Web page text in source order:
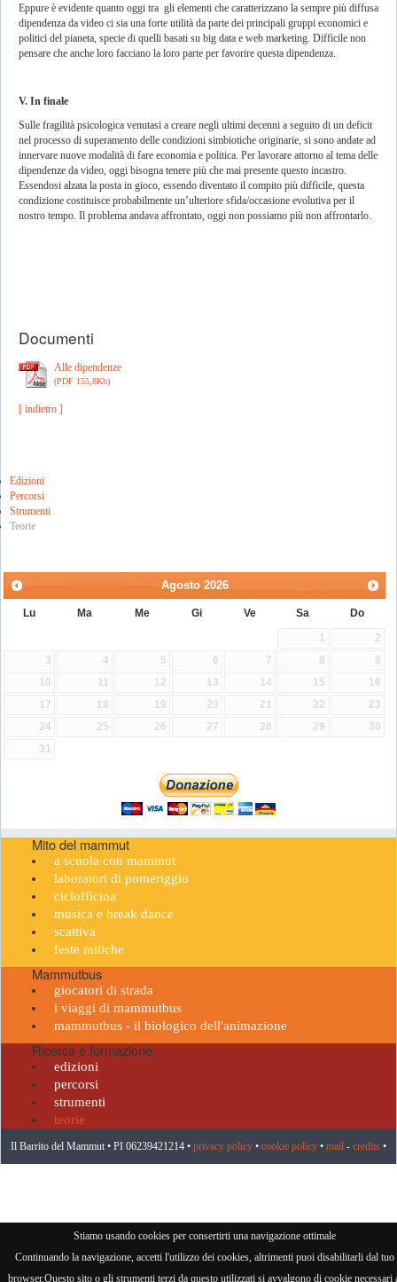
Stiamo usando cookies per consertirti una navigazione ottimale
Continuando la navigazione, accetti l'utilizzo dei cookies, altrimenti puoi disabilitarli dal tuo
browser.Questo sito o gli strumenti terzi da questo utilizzati si avvalgono di cookie necessari
Eppure è evidente quanto oggi tra gli elementi che caratterizzano la sempre più diffusa
dipendenza da video ci sia una forte utilità da parte dei principali gruppi economici e
politici del pianeta, specie di quelli basati su big data e web marketing. Difficile non
pensare che anche loro facciano la loro parte per favorire questa dipendenza.
V. In finale
Sulle fragilità psicologica venutasi a creare negli ultimi decenni a seguito di un deficit
nel processo di superamento delle condizioni simbiotiche originarie, si sono andate ad
innervare nuove modalità di fare economia e politica. Per lavorare attorno al tema delle
dipendenze da video, oggi bisogna tenere più che mai presente questo incastro.
Essendosi alzata la posta in gioco, essendo diventato il compito più difficile, questa
condizione costituisce probabilmente un’ulteriore sfida/occasione evolutiva per il
nostro tempo. Il problema andava affrontato, oggi non possiamo più non affrontarlo.
Documenti
Alle dipendenze
(PDF 155,8Kb)
[ indietro ]
Edizioni
Percorsi
Strumenti
Teorie
Agosto 2026
Lu Ma Me Gi Ve Sa Do
1
2
3
4 5 6 7 8
9
10
11 12 13 14 15
16
17
18 19 20 21 22
23
24
25 26 27 28 29
30
31
Mito del mammut
a scuola con mammut
laboratori di pomeriggio
ciclofficina
musica e break dance
scattiva
feste mitiche
Mammutbus
giocatori di strada
i viaggi di mammutbus
mammutbus - il biologico dell'animazione
Ricerca e formazione
edizioni
percorsi
strumenti
teorie
Il Barrito del Mammut • PI 06239421214 • privacy policy • cookie policy • mail - credits •